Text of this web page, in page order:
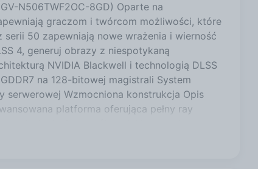
2149,00 zł
2149,00 zł
N506TWF2OC-8GD) Oparte na
graczom i twórcom możliwości, które
serii 50 zapewniają nowe wrażenia i wierność
4, generuj obrazy z niespotykaną
NVIDIA Blackwell i technologią DLSS
na 128-bitowej magistrali System
serwerowej Wzmocniona konstrukcja Opis
platforma oferująca pełny ray
sposób, w jaki gramy i
realistyczną grafikę z niezwykłą